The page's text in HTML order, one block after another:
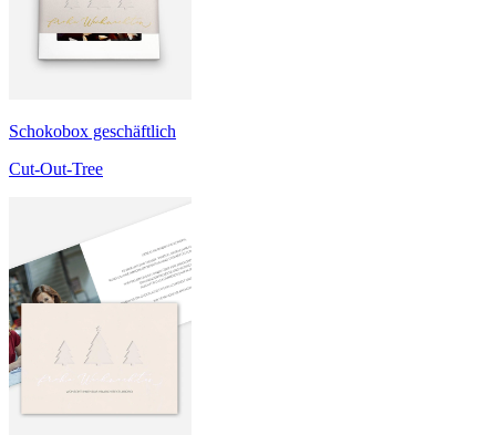
Schokobox geschäftlich
Cut-Out-Tree